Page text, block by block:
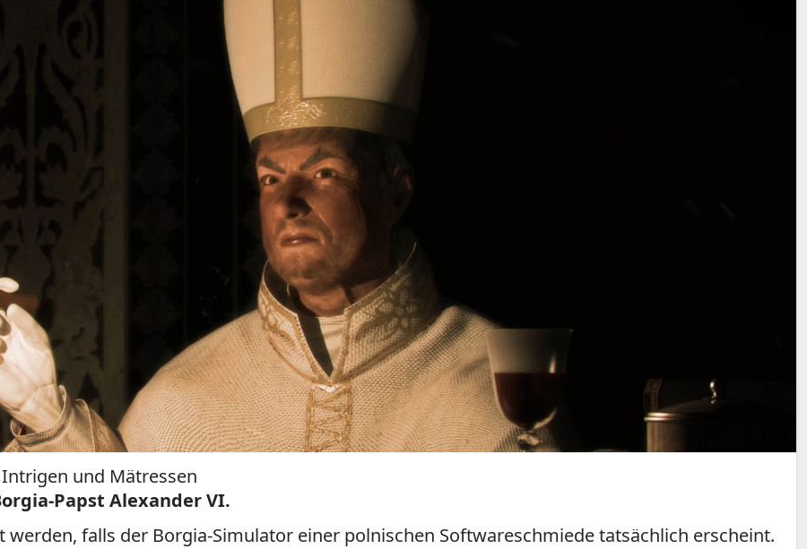
und Mätressen
Papst Alexander VI.
werden, falls der Borgia-Simulator einer polnischen Softwareschmiede tatsächlich erscheint.